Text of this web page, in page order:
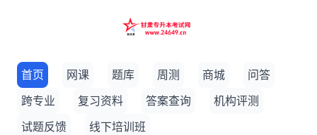
首页 网课 题库 周测 商城
问答
跨专业
复习资料 答案查询
机构评测
试题反馈
线下培训班